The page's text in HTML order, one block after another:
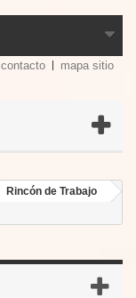
contacto mapa sitio
Rincón de Trabajo